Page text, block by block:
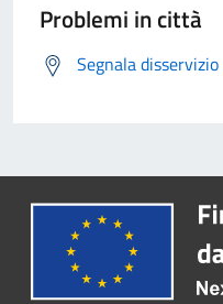
Problemi in città
Segnala disservizio